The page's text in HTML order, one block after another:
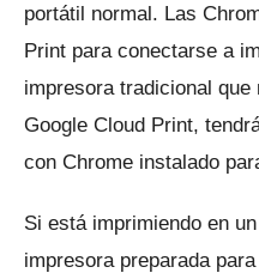
portátil normal. Las
Print para conectarse a
impresora tradicional
Google Cloud Print,
con Chrome instalado
Si está imprimiendo en
impresora preparada